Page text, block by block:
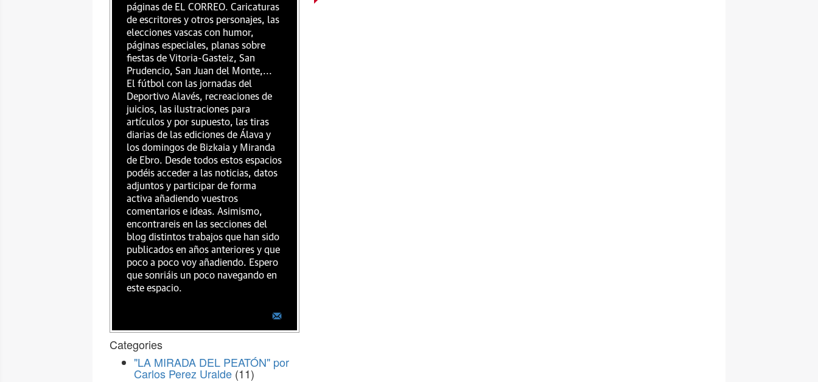
páginas de EL CORREO. Caricaturas
de escritores y otros personajes, las
elecciones vascas con humor,
páginas especiales, planas sobre
fiestas de Vitoria-Gasteiz, San
Prudencio, San Juan del Monte,...
El fútbol con las jornadas del
Deportivo Alavés, recreaciones de
juicios, las ilustraciones para
artículos y por supuesto, las tiras
diarias de las ediciones de Álava y
los domingos de Bizkaia y Miranda
de Ebro. Desde todos estos espacios
podéis acceder a las noticias, datos
adjuntos y participar de forma
activa añadiendo vuestros
comentarios e ideas. Asimismo,
encontrareis en las secciones del
blog distintos trabajos que han sido
publicados en años anteriores y que
poco a poco voy añadiendo. Espero
que sonriáis un poco navegando en
este espacio.
Categories
"LA MIRADA DEL PEATÓN" por
Carlos Perez Uralde (11)